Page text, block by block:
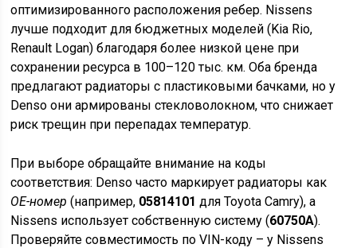
оптимизированного расположения ребер. Nissens
лучше подходит для бюджетных моделей (Kia Rio,
Renault Logan) благодаря более низкой цене при
сохранении ресурса в 100–120 тыс. км. Оба бренда
предлагают радиаторы с пластиковыми бачками, но у
Denso они армированы стекловолокном, что снижает
риск трещин при перепадах температур.
При выборе обращайте внимание на коды
соответствия: Denso часто маркирует радиаторы как
OE-номер (например, 05814101 для Toyota Camry), а
Nissens использует собственную систему (60750A).
Проверяйте совместимость по VIN-коду – у Nissens